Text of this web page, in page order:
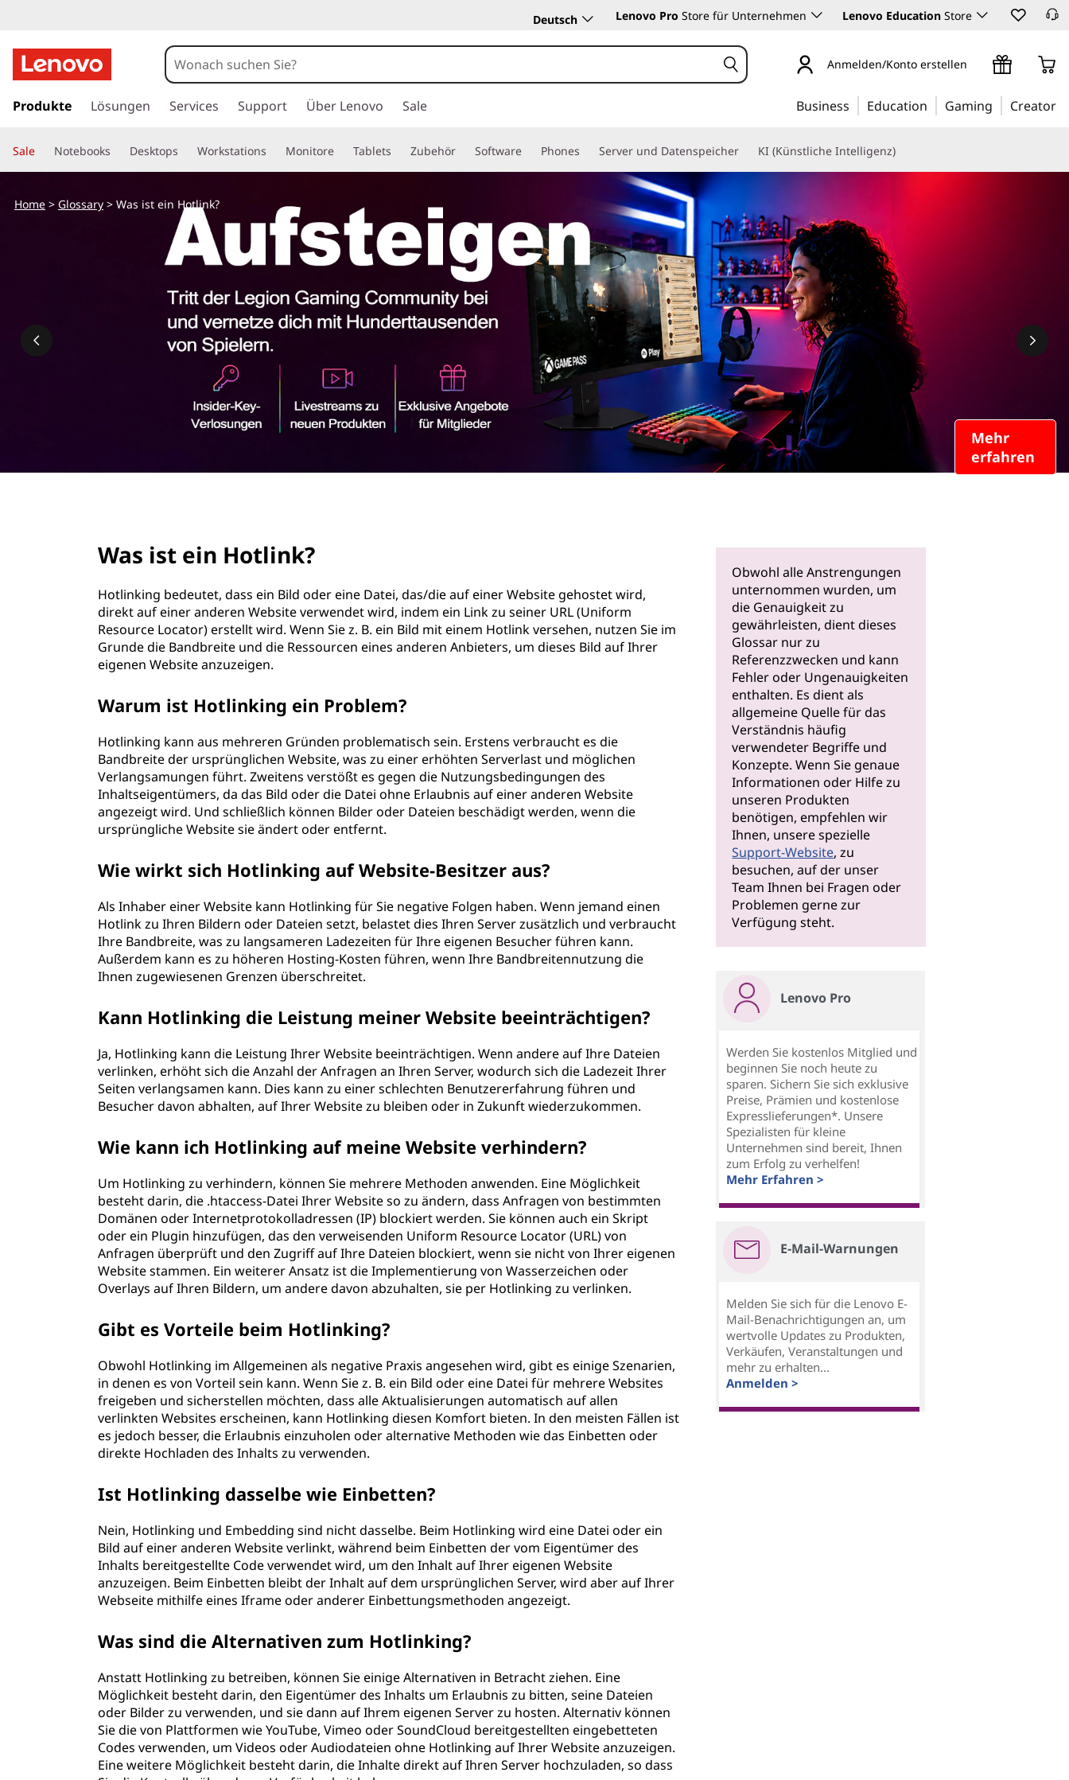
a
Deutsch Lenovo Pro Store für Unternehmen Lenovo Education Store
u
a
u
t
Anmelden/Konto erstellen
Produkte Lösungen Services Support Über Lenovo Sale Business Education Gaming Creator
Sale Notebooks Desktops Workstations Monitore Tablets Zubehör Software Phones Server und Datenspeicher KI (Künstliche Intelligenz)
Mehr
erfahren
Home > Glossary > Was ist ein Hotlink?
Was ist ein Hotlink?
Hotlinking bedeutet, dass ein Bild oder eine Datei, das/die auf einer Website gehostet wird,
direkt auf einer anderen Website verwendet wird, indem ein Link zu seiner URL (Uniform
Resource Locator) erstellt wird. Wenn Sie z. B. ein Bild mit einem Hotlink versehen, nutzen Sie im
Grunde die Bandbreite und die Ressourcen eines anderen Anbieters, um dieses Bild auf Ihrer
eigenen Website anzuzeigen.
Warum ist Hotlinking ein Problem?
Hotlinking kann aus mehreren Gründen problematisch sein. Erstens verbraucht es die
Bandbreite der ursprünglichen Website, was zu einer erhöhten Serverlast und möglichen
Verlangsamungen führt. Zweitens verstößt es gegen die Nutzungsbedingungen des
Inhaltseigentümers, da das Bild oder die Datei ohne Erlaubnis auf einer anderen Website
angezeigt wird. Und schließlich können Bilder oder Dateien beschädigt werden, wenn die
ursprüngliche Website sie ändert oder entfernt.
Wie wirkt sich Hotlinking auf Website-Besitzer aus?
Als Inhaber einer Website kann Hotlinking für Sie negative Folgen haben. Wenn jemand einen
Hotlink zu Ihren Bildern oder Dateien setzt, belastet dies Ihren Server zusätzlich und verbraucht
Ihre Bandbreite, was zu langsameren Ladezeiten für Ihre eigenen Besucher führen kann.
Außerdem kann es zu höheren Hosting-Kosten führen, wenn Ihre Bandbreitennutzung die
Ihnen zugewiesenen Grenzen überschreitet.
Kann Hotlinking die Leistung meiner Website beeinträchtigen?
Ja, Hotlinking kann die Leistung Ihrer Website beeinträchtigen. Wenn andere auf Ihre Dateien
verlinken, erhöht sich die Anzahl der Anfragen an Ihren Server, wodurch sich die Ladezeit Ihrer
Seiten verlangsamen kann. Dies kann zu einer schlechten Benutzererfahrung führen und
Besucher davon abhalten, auf Ihrer Website zu bleiben oder in Zukunft wiederzukommen.
Wie kann ich Hotlinking auf meine Website verhindern?
Um Hotlinking zu verhindern, können Sie mehrere Methoden anwenden. Eine Möglichkeit
besteht darin, die .htaccess-Datei Ihrer Website so zu ändern, dass Anfragen von bestimmten
Domänen oder Internetprotokolladressen (IP) blockiert werden. Sie können auch ein Skript
oder ein Plugin hinzufügen, das den verweisenden Uniform Resource Locator (URL) von
Anfragen überprüft und den Zugriff auf Ihre Dateien blockiert, wenn sie nicht von Ihrer eigenen
Website stammen. Ein weiterer Ansatz ist die Implementierung von Wasserzeichen oder
Overlays auf Ihren Bildern, um andere davon abzuhalten, sie per Hotlinking zu verlinken.
Gibt es Vorteile beim Hotlinking?
Obwohl Hotlinking im Allgemeinen als negative Praxis angesehen wird, gibt es einige Szenarien,
in denen es von Vorteil sein kann. Wenn Sie z. B. ein Bild oder eine Datei für mehrere Websites
freigeben und sicherstellen möchten, dass alle Aktualisierungen automatisch auf allen
verlinkten Websites erscheinen, kann Hotlinking diesen Komfort bieten. In den meisten Fällen ist
es jedoch besser, die Erlaubnis einzuholen oder alternative Methoden wie das Einbetten oder
direkte Hochladen des Inhalts zu verwenden.
Ist Hotlinking dasselbe wie Einbetten?
Nein, Hotlinking und Embedding sind nicht dasselbe. Beim Hotlinking wird eine Datei oder ein
Bild auf einer anderen Website verlinkt, während beim Einbetten der vom Eigentümer des
Inhalts bereitgestellte Code verwendet wird, um den Inhalt auf Ihrer eigenen Website
anzuzeigen. Beim Einbetten bleibt der Inhalt auf dem ursprünglichen Server, wird aber auf Ihrer
Webseite mithilfe eines Iframe oder anderer Einbettungsmethoden angezeigt.
Was sind die Alternativen zum Hotlinking?
Anstatt Hotlinking zu betreiben, können Sie einige Alternativen in Betracht ziehen. Eine
Möglichkeit besteht darin, den Eigentümer des Inhalts um Erlaubnis zu bitten, seine Dateien
oder Bilder zu verwenden, und sie dann auf Ihrem eigenen Server zu hosten. Alternativ können
Sie die von Plattformen wie YouTube, Vimeo oder SoundCloud bereitgestellten eingebetteten
Codes verwenden, um Videos oder Audiodateien ohne Hotlinking auf Ihrer Website anzuzeigen.
Eine weitere Möglichkeit besteht darin, die Inhalte direkt auf Ihren Server hochzuladen, so dass
Obwohl alle Anstrengungen
unternommen wurden, um
die Genauigkeit zu
gewährleisten, dient dieses
Glossar nur zu
Referenzzwecken und kann
Fehler oder Ungenauigkeiten
enthalten. Es dient als
allgemeine Quelle für das
Verständnis häufig
verwendeter Begriffe und
Konzepte. Wenn Sie genaue
Informationen oder Hilfe zu
unseren Produkten
benötigen, empfehlen wir
Ihnen, unsere spezielle
Support-Website, zu
besuchen, auf der unser
Team Ihnen bei Fragen oder
Problemen gerne zur
Verfügung steht.
Lenovo Pro
Werden Sie kostenlos Mitglied und
beginnen Sie noch heute zu
sparen. Sichern Sie sich exklusive
Preise, Prämien und kostenlose
Expresslieferungen*. Unsere
Spezialisten für kleine
Unternehmen sind bereit, Ihnen
zum Erfolg zu verhelfen!
Mehr Erfahren >
E-Mail-Warnungen
Melden Sie sich für die Lenovo E-
Mail-Benachrichtigungen an, um
wertvolle Updates zu Produkten,
Verkäufen, Veranstaltungen und
mehr zu erhalten...
Anmelden >